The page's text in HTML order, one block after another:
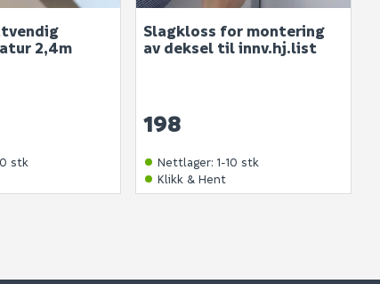
2,4m
stk
Slagkloss for montering
av deksel til innv.hj.list
198
Nettlager: 1-10 stk
Klikk & Hent